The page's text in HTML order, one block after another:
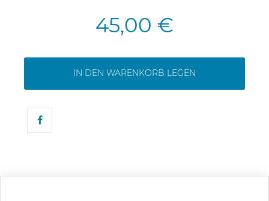
45,00 €
IN DEN WARENKORB LEGEN